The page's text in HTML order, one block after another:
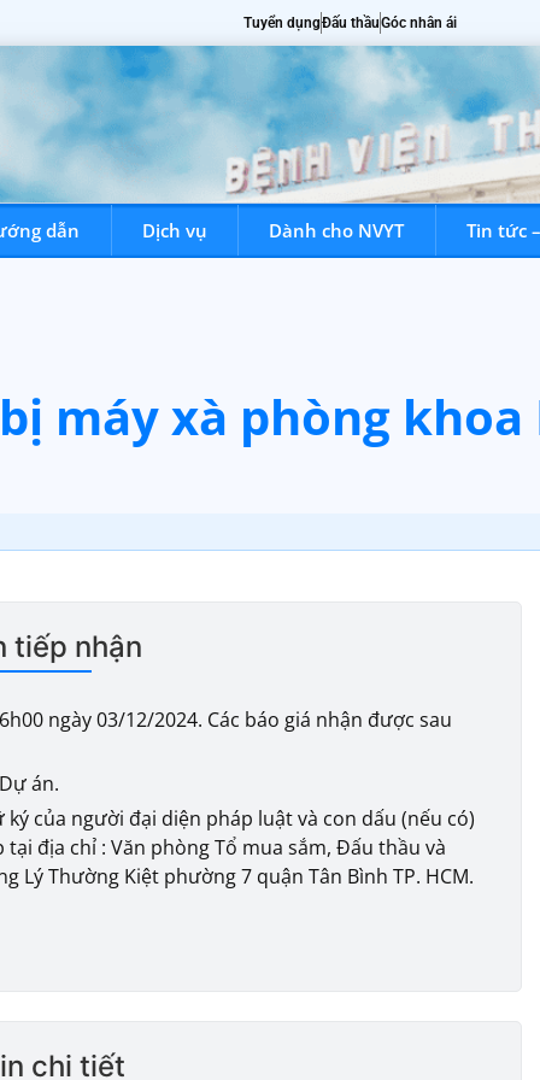
Tuyển dụngĐấu thầuGóc nhân ái
Chuyên khoa Chuyên gia Hướng dẫn Dịch vụ
dẫn Dịch vụ Dành cho NVYT Tin tức
máy xà phòng khoa
tiếp nhận
ngày 03/12/2024. Các báo giá nhận được sau
án.
của người đại diện pháp luật và con dấu (nếu có)
địa chỉ : Văn phòng Tổ mua sắm, Đấu thầu và
Lý Thường Kiệt phường 7 quận Tân Bình TP. HCM.
chi tiết